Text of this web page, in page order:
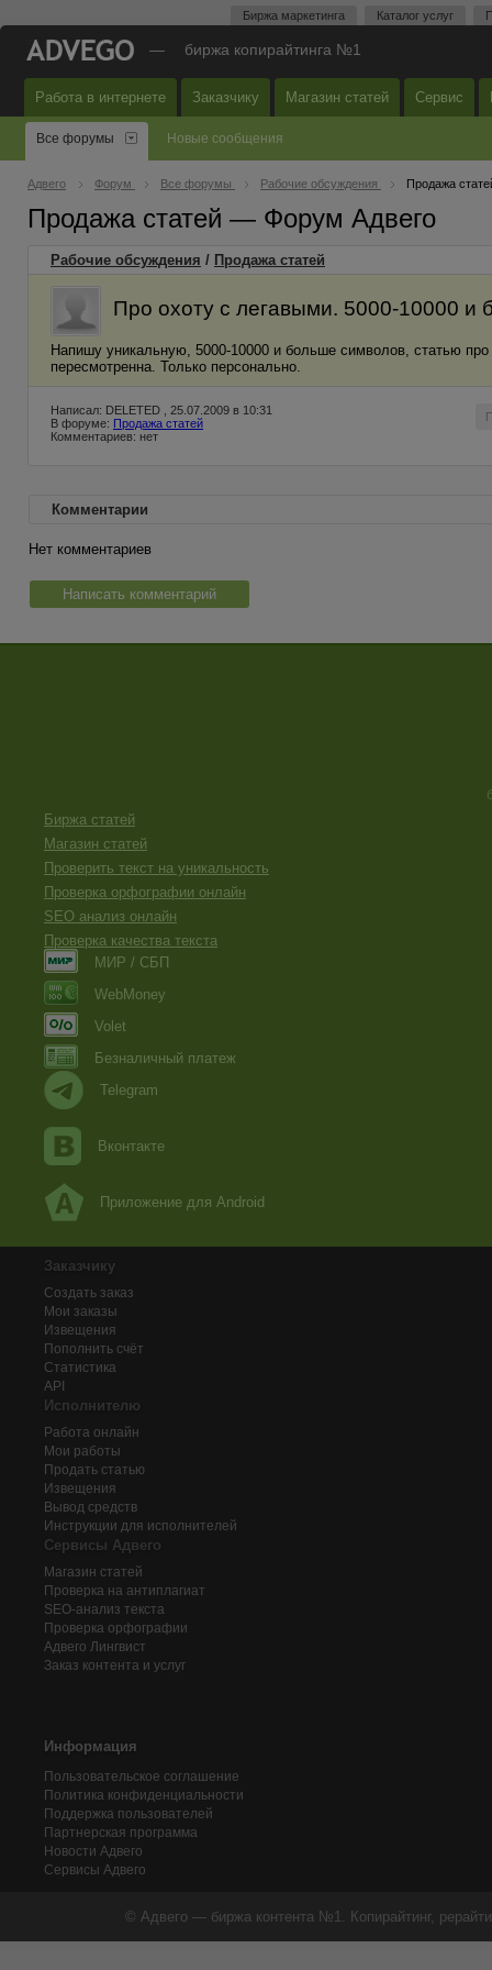
Биржа маркетинга Каталог услуг
— биржа копирайтинга №1
Работа в интернете Заказчику Магазин статей Сервис
Все форумы Новые сообщения
Адвего Форум Все форумы Рабочие обсуждения Продажа
Продажа статей — Форум Адвего
Рабочие обсуждения / Продажа статей
Про охоту с легавыми. 5000-10000 и
Напишу уникальную, 5000-10000 и больше символов, статью
пересмотренна. Только персонально.
Написал: DELETED , 25.07.2009 в 10:31
В форуме: Продажа статей
Комментариев: нет
Комментарии
Нет комментариев
Написать комментарий
Биржа статей
Магазин статей
Проверить текст на уникальность
Проверка орфографии онлайн
SEO анализ онлайн
Проверка качества текста
МИР / СБП
WebMoney
Volet
Безналичный платеж
Telegram
Вконтакте
Приложение для Android
Заказчику
Создать заказ
Мои заказы
Извещения
Пополнить счёт
Статистика
API
Исполнителю
Работа онлайн
Мои работы
Продать статью
Извещения
Вывод средств
Инструкции для исполнителей
Сервисы Адвего
Магазин статей
Проверка на антиплагиат
SEO-анализ текста
Проверка орфографии
Адвего Лингвист
Заказ контента и услуг
Информация
Пользовательское соглашение
Политика конфиденциальности
Поддержка пользователей
Партнерская программа
Новости Адвего
Сервисы Адвего
© Адвего — биржа контента №1. Копирайтинг,